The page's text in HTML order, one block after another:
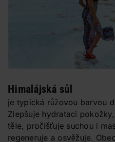
Himalájská sůl
je typická růžovou barvou
Zlepšuje hydrataci
těle, pročišťuje suchou i
regeneruje a osvěžuje.